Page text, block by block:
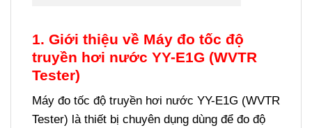
1. Giới thiệu về Máy đo tốc độ
truyền hơi nước YY-E1G (WVTR
Tester)
Máy đo tốc độ truyền hơi nước YY-E1G (WVTR
Tester) là thiết bị chuyên dụng dùng để đo độ